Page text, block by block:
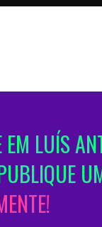
LUÍS